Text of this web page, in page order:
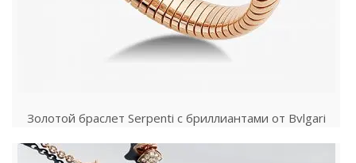
Золотой браслет Serpenti с бриллиантами от Bvlgari